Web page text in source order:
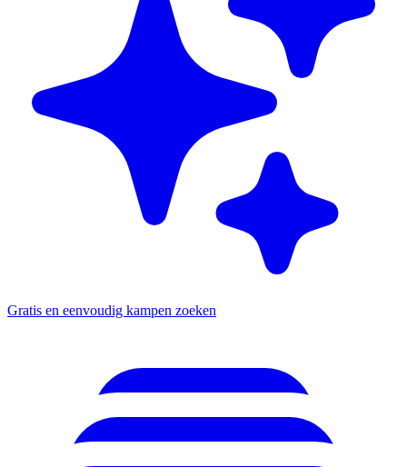
Gratis en eenvoudig kampen zoeken